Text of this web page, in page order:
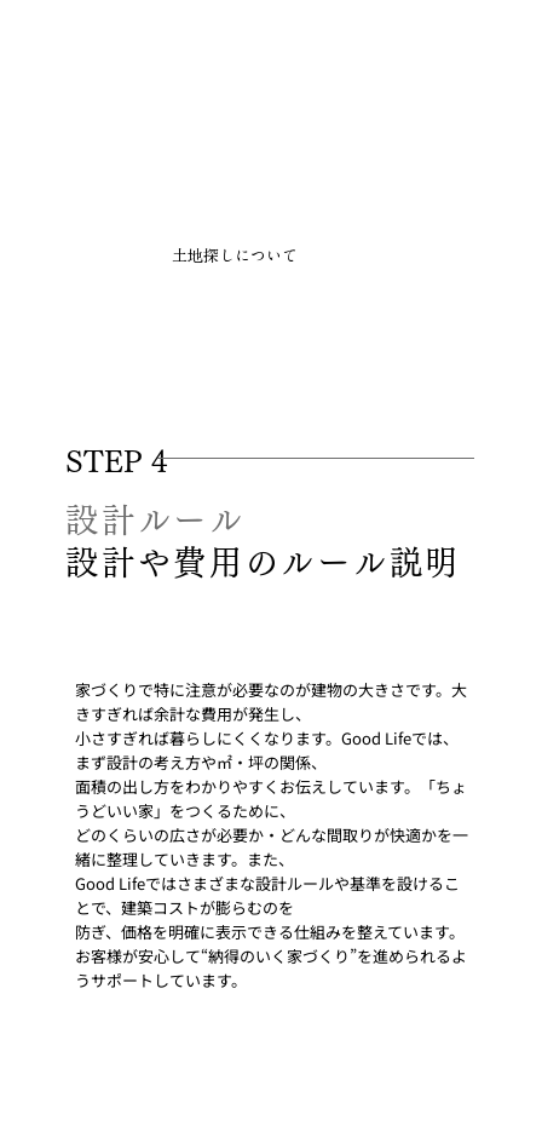
土地探しについて
STEP 4
設計ルール
​設計や費用のルール説明
家づくりで特に注意が必要なのが建物の大きさです。大
きすぎれば余計な費用が発生し、
小さすぎれば暮らしにくくなります。Good Lifeでは、
まず設計の考え方や㎡・坪の関係、
面積の出し方をわかりやすくお伝えしています。「ちょ
うどいい家」をつくるために、
どのくらいの広さが必要か・どんな間取りが快適かを一
緒に整理していきます。また、
Good Lifeではさまざまな設計ルールや基準を設けるこ
とで、建築コストが膨らむのを
防ぎ、価格を明確に表示できる仕組みを整えています。
お客様が安心して“納得のいく家づくり”を進められるよ
うサポートしています。